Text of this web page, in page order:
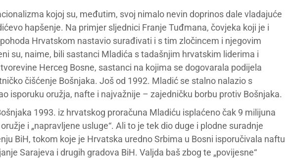
kojoj su, međutim, svoj nimalo nevin doprinos dale vladajuće
hapšenje. Na primjer sljednici Franje Tuđmana, čovjeka koji je i
Hrvatskom nastavio surađivati i s tim zločincem i njegovim
su, naime, bili sastanci Mladića s tadašnjim hrvatskim liderima i
Herceg Bosne, sastanci na kojima se dogovarala podijela
čišćenje Bošnjaka. Još od 1992. Mladić se stalno nalazio s
isporuku oružja, nafte i najvažnije – zajedničku borbu protiv Bošnjaka.
1993. iz hrvatskog proračuna Mladiću isplaćeno čak 9 milijuna
i „napravljene usluge“. Ali to je tek dio duge i plodne suradnje
BiH, tokom koje je Hrvatska uredno Srbima u Bosni isporučivala naftu
Sarajeva i drugih gradova BiH. Valjda baš zbog te „povijesne“